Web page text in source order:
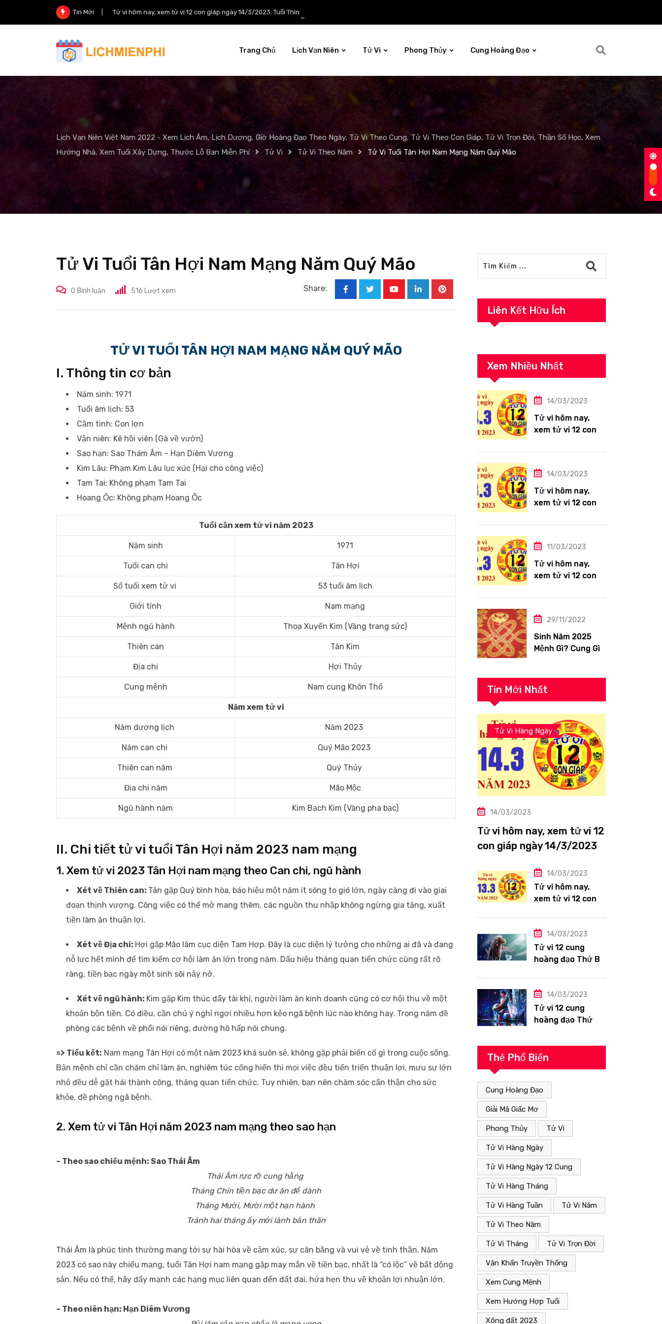
Tin Mới Tử vi hôm nay, xem tử vi 12 con giáp ngày 14/3/2023: Tuổi Thìn công việc tươi sáng
Trang Chủ Lịch Vạn Niên Tử Vi Phong Thủy Cung Hoàng Đạo
Lịch Vạn Niên Việt Nam 2022 - Xem Lịch Âm, Lịch Dương, Giờ Hoàng Đạo Theo Ngày, Tử Vi Theo Cung, Tử Vi Theo Con Giáp, Tử Vi Trọn Đời, Thần Số Học, Xem
Hướng Nhà, Xem Tuổi Xây Dựng, Thước Lỗ Ban Miễn Phí
Tử Vi Tử Vi Theo Năm Tử Vi Tuổi Tân Hợi Nam Mạng Năm Quý Mão
Tử Vi Tuổi Tân Hợi Nam Mạng Năm Quý Mão
0 Bình luận 516 Lượt xem Share:
LinkedInPinterest
TỬ VI TUỔI TÂN HỢI NAM MẠNG NĂM QUÝ MÃO
I. Thông tin cơ bản
Năm sinh: 1971
Tuổi âm lịch: 53
Cầm tinh: Con lợn
Vận niên: Kê hồi viên (Gà về vườn)
Sao hạn: Sao Thám Âm – Hạn Diêm Vương
Kim Lâu: Phạm Kim Lâu lục xúc (Hại cho công việc)
Tam Tai: Không phạm Tam Tai
Hoang Ốc: Không phạm Hoang Ốc
Tuổi cần xem tử vi năm 2023
Năm sinh 1971
Tuổi can chi Tân Hợi
Số tuổi xem tử vi 53 tuổi âm lịch
Giới tính Nam mạng
Mệnh ngũ hành Thoa Xuyến Kim (Vàng trang sức)
Thiên can Tân Kim
Địa chi Hợi Thủy
Cung mệnh Nam cung Khôn Thổ
Năm xem tử vi
Năm dương lịch Năm 2023
Năm can chi Quý Mão 2023
Thiên can năm Quý Thủy
Địa chi năm Mão Mộc
Ngũ hành năm Kim Bạch Kim (Vàng pha bạc)
II. Chi tiết tử vi tuổi Tân Hợi năm 2023 nam mạng
1. Xem tử vi 2023 Tân Hợi nam mạng theo Can chi, ngũ hành
Xét về Thiên can: Tân gặp Quý bình hòa, báo hiệu một năm ít sóng to gió lớn, ngày càng đi vào giai
đoạn thịnh vượng. Công việc có thể mở mang thêm, các nguồn thu nhập không ngừng gia tăng, xuất
tiền làm ăn thuận lợi.
Xét về Địa chi: Hợi gặp Mão lâm cục diện Tam Hợp. Đây là cục diện lý tưởng cho những ai đã và đang
nỗ lực hết mình để tìm kiếm cơ hội làm ăn lớn trong năm. Dấu hiệu thăng quan tiến chức cũng rất rõ
ràng, tiền bạc ngày một sinh sôi nảy nở.
Xét về ngũ hành: Kim gặp Kim thúc đẩy tài khí, người làm ăn kinh doanh cũng có cơ hội thu về một
khoản bộn tiền. Có điều, cần chú ý nghỉ ngơi nhiều hơn kẻo ngã bệnh lúc nào không hay. Trong năm đề
phòng các bệnh về phổi nói riêng, đường hô hấp nói chung.
=> Tiểu kết: Nam mạng Tân Hợi có một năm 2023 khá suôn sẻ, không gặp phải biến cố gì trong cuộc sống.
Bản mệnh chỉ cần chăm chỉ làm ăn, nghiêm túc cống hiến thì mọi việc đều tiến triển thuận lợi, mưu sự lớn
nhỏ đều dễ gặt hái thành công, thăng quan tiến chức. Tuy nhiên, bạn nên chăm sóc cẩn thận cho sức
khỏe, đề phòng ngã bệnh.
2. Xem tử vi Tân Hợi năm 2023 nam mạng theo sao hạn
– Theo sao chiếu mệnh: Sao Thái Âm
Thái Âm rực rỡ cung hằng
Tháng Chín tiền bạc dư ăn để dành
Tháng Mười, Mười một hạn hành
Tránh hai tháng ấy mới lành bản thân
Thái Âm là phúc tinh thường mang tới sự hài hòa về cảm xúc, sự cân bằng và vui vẻ về tinh thần. Năm
2023 có sao này chiếu mạng, tuổi Tân Hợi nam mạng gặp may mắn về tiền bạc, nhất là “có lộc” về bất động
sản. Nếu có thể, hãy đẩy mạnh các hạng mục liên quan đến đất đai, hứa hẹn thu về khoản lợi nhuận lớn.
– Theo niên hạn: Hạn Diêm Vương
Liên Kết Hữu Ích
Xem Nhiều Nhất
14/03/2023
Tử vi hôm nay,
xem tử vi 12 con
14/3/2023: Tuổi
tươi sáng
14/03/2023
Tử vi hôm nay,
xem tử vi 12 con
13/3/2023: Tuổi
siêng năng
11/03/2023
Tử vi hôm nay,
xem tử vi 12 con
12/3/2023: Tuổi
phúc29/11/2022
Sinh Năm 2025
Mệnh Gì? Cung Gì,
Tin Mới Nhất
Tử Vi Hàng Ngày
14/03/2023
Tử vi hôm nay, xem tử vi 12
con giáp ngày 14/3/2023:
sáng
14/03/2023
Tử vi hôm nay,
xem tử vi 12 con
Hợi công việc
siêng năng
14/03/2023
Tử vi 12 cung
hoàng đạo Thứ Ba
thuận lợi
14/03/2023
Tử vi 12 cung
hoàng đạo Thứ
13/3/2023: Bảo
Bình tài lộc tốt
Thẻ Phổ Biến
Cung Hoàng Đạo
Giải Mã Giấc Mơ
Phong Thủy Tử Vi
Tử Vi Hàng Ngày
Tử Vi Hàng Ngày 12 Cung
Tử Vi Hàng Tháng
Tử Vi Hàng Tuần Tử Vi Năm
Tử Vi Theo Năm
Tử Vi Tháng Tử Vi Trọn Đời
Văn Khấn Truyền Thống
Xem Cung Mệnh
Xem Hướng Hợp Tuổi
Xông đất 2023